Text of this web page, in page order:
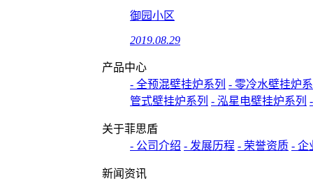
御园小区
2019.08.29
产品中心
- 全预混壁挂炉系列 - 零冷水壁挂炉
管式壁挂炉系列 - 泓星电壁挂炉系列
关于菲思盾
- 公司介绍 - 发展历程 - 荣誉资质 - 企
新闻资讯